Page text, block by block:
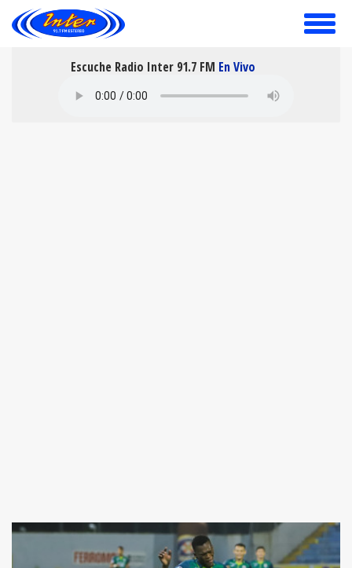
toggle
Escuche Radio Inter 91.7 FM En Vivo